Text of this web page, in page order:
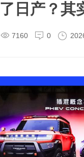
日产？其
7160 0